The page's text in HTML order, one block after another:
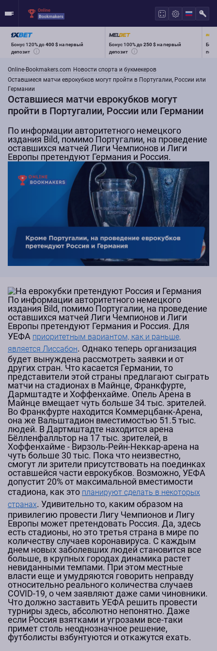
Бонус 120% до400 $на первый
депозит
Бонус 100% до250 $на первый
депозит
Online-Bookmakers.com Новости спорта и букмекеров
Оставшиеся матчи еврокубков могут пройти в Португалии, России или
Германии
Оставшиеся матчи еврокубков могут
пройти в Португалии, России или Германии
По информации авторитетного немецкого
издания Bild, помимо Португалии, на проведение
оставшихся матчей Лиги Чемпионов и Лиги
Европы претендуют Германия и Россия.
По информации авторитетного немецкого
издания Bild, помимо Португалии, на проведение
оставшихся матчей Лиги Чемпионов и Лиги
Европы претендуют Германия и Россия. Для
УЕФА приоритетным вариантом, как и раньше,
является Лиссабон. Однако теперь организация
будет вынуждена рассмотреть заявки и от
других стран. Что касается Германии, то
представители этой страны предлагают сыграть
матчи на стадионах в Майнце, Франкфурте,
Дармштадте и Хоффенхайме. Опель Арена в
Майнце вмещает чуть больше 34 тыс. зрителей.
Во Франкфурте находится Коммерцбанк-Арена,
она же Вальштадион вместимостью 51.5 тыс.
людей. В Дартмштадте находится арена
Бёлленфалльтор на 17 тыс. зрителей, в
Хоффенхайме - Вирзоль-Рейн-Неккар-арена на
чуть больше 30 тыс. Пока что неизвестно,
смогут ли зрители присутствовать на поединках
оставшейся части еврокубков. Возможно, УЕФА
допустит 20% от максимальной вместимости
стадиона, как это планируют сделать в некоторых
странах. Удивительно то, каким образом на
привилегию провести Лигу Чемпионов и Лигу
Европы может претендовать Россия. Да, здесь
есть стадионы, но это третья страна в мире по
количеству случаев коронавируса. С каждым
днем новых заболевших людей становится все
больше, в крупных городах динамика растет
невиданными темпами. При этом местные
власти еще и умудряются говорить неправду
относительно реального количества случаев
COVID-19, о чем заявляют даже сами чиновники.
Что должно заставить УЕФА решить провести
турниры здесь, абсолютно непонятно. Даже
если Россия взятками и угрозами все-таки
примет столь неоднозначное решение,
футболисты взбунтуются и откажутся ехать.